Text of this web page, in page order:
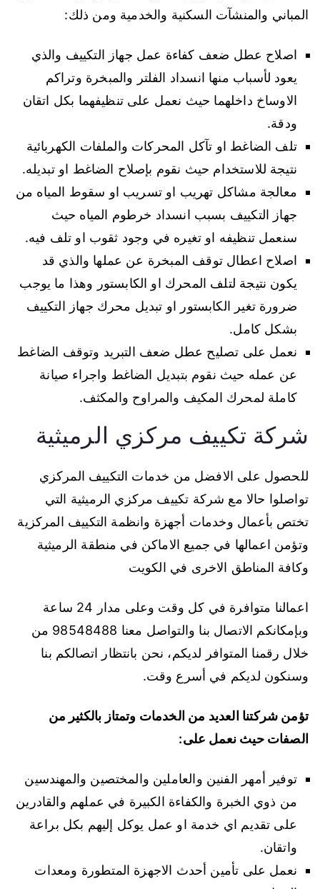
المباني والمنشآت السكنية والخدمية ومن ذلك:
اصلاح عطل ضعف كفاءة عمل جهاز التكييف والذي
يعود لأسباب منها انسداد الفلتر والمبخرة وتراكم
الاوساخ داخلهما حيث نعمل على تنظيفهما بكل اتقان
ودقة.
تلف الضاغط او تآكل المحركات والملفات الكهربائية
نتيجة للاستخدام حيث نقوم بإصلاح الضاغط او تبديله.
معالجة مشاكل تهريب او تسريب او سقوط المياه من
جهاز التكييف بسبب انسداد خرطوم المياه حيث
سنعمل تنظيفه او تغيره في وجود ثقوب او تلف فيه.
اصلاح اعطال توقف المبخرة عن عملها والذي قد
يكون نتيجة لتلف المحرك او الكابستور وهذا ما يوجب
ضرورة تغير الكابستور او تبديل محرك جهاز التكييف
بشكل كامل.
نعمل على تصليح عطل ضعف التبريد وتوقف الضاغط
عن عمله حيث نقوم بتبديل الضاغط واجراء صيانة
كاملة لمحرك المكيف والمراوح والمكثف.
شركة تكييف مركزي الرميثية
للحصول على الافضل من خدمات التكييف المركزي
تواصلوا حالا مع شركة تكييف مركزي الرميثية التي
تختص بأعمال وخدمات أجهزة وانظمة التكييف المركزية
وتؤمن اعمالها في جميع الاماكن في منطقة الرميثية
وكافة المناطق الاخرى في الكويت
اعمالنا متوافرة في كل وقت وعلى مدار 24 ساعة
وبإمكانكم الاتصال بنا والتواصل معنا 98548488 من
خلال رقمنا المتوافر لديكم، نحن بانتظار اتصالكم بنا
وسنكون لديكم في أسرع وقت.
تؤمن شركتنا العديد من الخدمات وتمتاز بالكثير من
الصفات حيث نعمل على:
توفير أمهر الفنين والعاملين والمختصين والمهندسين
من ذوي الخبرة والكفاءة الكبيرة في عملهم والقادرين
على تقديم اي خدمة او عمل يوكل إليهم بكل براعة
واتقان.
نعمل على تأمين أحدث الاجهزة المتطورة ومعدات